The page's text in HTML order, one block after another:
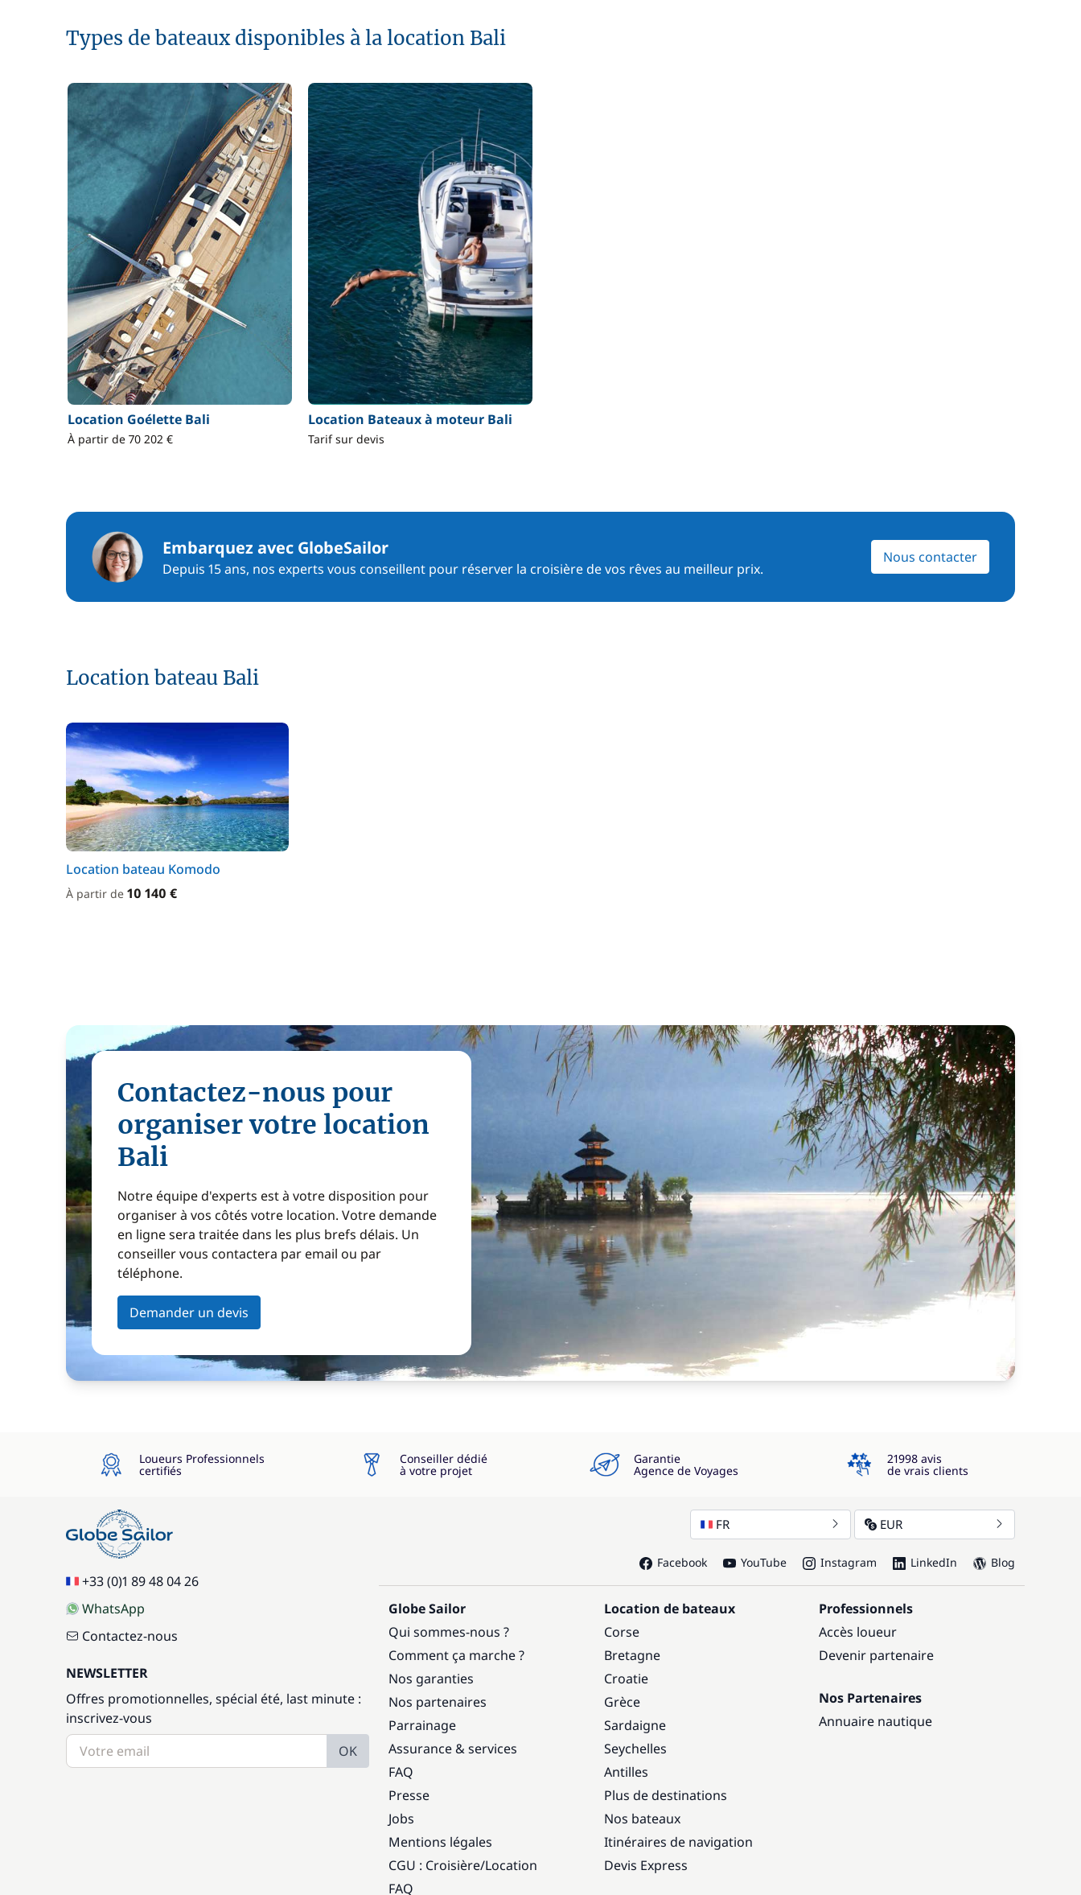
Types de bateaux disponibles à la location Bali
Location Goélette Bali
À partir de 70 202 €
Location Bateaux à moteur Bali
Tarif sur devis
Embarquez avec GlobeSailor
Depuis 15 ans, nos experts vous conseillent pour réserver la croisière de vos rêves au meilleur prix.
Nous contacter
Location bateau Bali
Location bateau Komodo
À partir de 10 140 €
Contactez-nous pour
organiser votre location
Bali
Notre équipe d'experts est à votre disposition pour
organiser à vos côtés votre location. Votre demande
en ligne sera traitée dans les plus brefs délais. Un
conseiller vous contactera par email ou par
téléphone.
Demander un devis
Loueurs Professionnels
certifiés
Conseiller dédié
à votre projet
Garantie
Agence de Voyages
4.3
21998 avis
de vrais clients
+33 (0)1 89 48 04 26
WhatsApp
Contactez-nous
NEWSLETTER
Offres promotionnelles, spécial été, last minute :
inscrivez-vous
OK
FR EUR
Facebook YouTube Instagram LinkedIn Blog
Globe Sailor
Qui sommes-nous ?
Comment ça marche ?
Nos garanties
Nos partenaires
Parrainage
Assurance & services
FAQ
Presse
Jobs
Mentions légales
CGU : Croisière/Location
FAQ
Location de bateaux
Corse
Bretagne
Croatie
Grèce
Sardaigne
Seychelles
Antilles
Plus de destinations
Nos bateaux
Itinéraires de navigation
Devis Express
Professionnels
Accès loueur
Devenir partenaire
Nos Partenaires
Annuaire nautique